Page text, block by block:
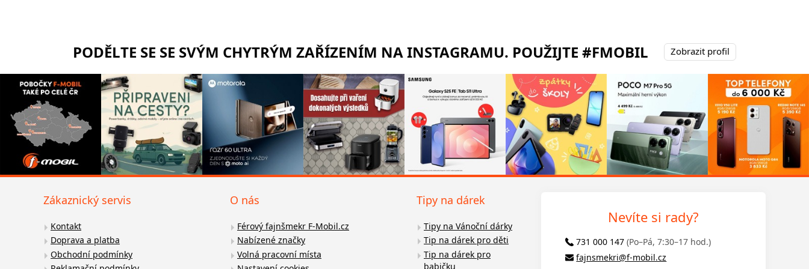
PODĚLTE SE SE SVÝM CHYTRÝM ZAŘÍZENÍM NA INSTAGRAMU. POUŽIJTE #FMOBIL Zobrazit profil
Zákaznický servis
Kontakt
Doprava a platba
Obchodní podmínky
O nás
Férový fajnšmekr F-Mobil.cz
Nabízené značky
Volná pracovní místa
Tipy na dárek
Tipy na Vánoční dárky
Tip na dárek pro děti
Tip na dárek pro
babičku
Nevíte si rady?
731 000 147 (Po–Pá, 7:30–17 hod.)
fajnsmekri@f-mobil.cz